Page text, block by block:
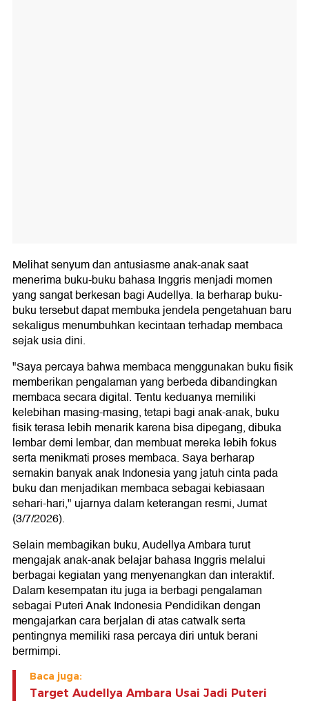
Melihat senyum dan antusiasme anak-anak saat
menerima buku-buku bahasa Inggris menjadi momen
yang sangat berkesan bagi Audellya. Ia berharap buku-
buku tersebut dapat membuka jendela pengetahuan baru
sekaligus menumbuhkan kecintaan terhadap membaca
sejak usia dini.
"Saya percaya bahwa membaca menggunakan buku fisik
memberikan pengalaman yang berbeda dibandingkan
membaca secara digital. Tentu keduanya memiliki
kelebihan masing-masing, tetapi bagi anak-anak, buku
fisik terasa lebih menarik karena bisa dipegang, dibuka
lembar demi lembar, dan membuat mereka lebih fokus
serta menikmati proses membaca. Saya berharap
semakin banyak anak Indonesia yang jatuh cinta pada
buku dan menjadikan membaca sebagai kebiasaan
sehari-hari," ujarnya dalam keterangan resmi, Jumat
(3/7/2026).
Selain membagikan buku, Audellya Ambara turut
mengajak anak-anak belajar bahasa Inggris melalui
berbagai kegiatan yang menyenangkan dan interaktif.
Dalam kesempatan itu juga ia berbagi pengalaman
sebagai Puteri Anak Indonesia Pendidikan dengan
mengajarkan cara berjalan di atas catwalk serta
pentingnya memiliki rasa percaya diri untuk berani
bermimpi.
Baca juga:
Target Audellya Ambara Usai Jadi Puteri